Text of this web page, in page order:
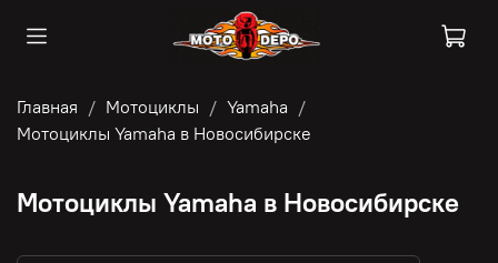
Главная Мотоциклы
Yamaha
Мотоциклы Yamaha в Новосибирске
Мотоциклы Yamaha в Новосибирске